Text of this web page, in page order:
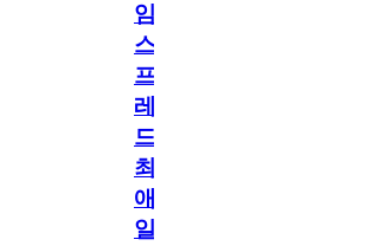
임
스
프
레
드]
최
애
일